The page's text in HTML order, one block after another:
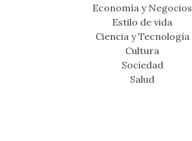
Economía y Negocios
Estilo de vida
Ciencia y Tecnología
Cultura
Sociedad
Salud